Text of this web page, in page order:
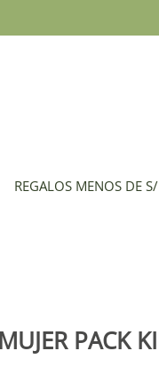
y Florería
REGALOS MENOS DE
PACK